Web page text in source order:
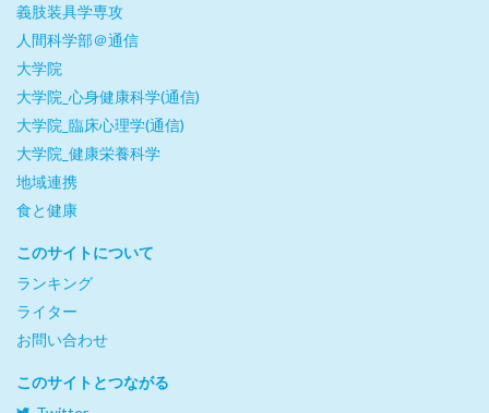
義肢装具学専攻
人間科学部＠通信
大学院
大学院_心身健康科学(通信)
大学院_臨床心理学(通信)
大学院_健康栄養科学
地域連携
食と健康
このサイトについて
ランキング
ライター
お問い合わせ
このサイトとつながる